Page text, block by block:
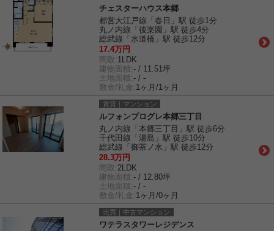
チェスターハウス本郷
都営大江戸線「春日」駅 徒歩1分
丸ノ内線「後楽園」駅 徒歩4分
総武線「水道橋」駅 徒歩12分
17.4万円
間取: 1LDK
建物面積:- / 11.51坪
土地面積:- / -
敷金/礼金: 1ヶ月/1ヶ月
賃貸｜マンション
ルフォンプログレ本郷三丁目
丸ノ内線「本郷三丁目」駅 徒歩6分
千代田線「湯島」駅 徒歩10分
総武線「御茶ノ水」駅 徒歩12分
28.3万円
間取: 2LDK
建物面積:- / 12.80坪
土地面積:- / -
敷金/礼金: 1ヶ月/0ヶ月
売買｜中古マンション
ワテラスタワーレジデンス